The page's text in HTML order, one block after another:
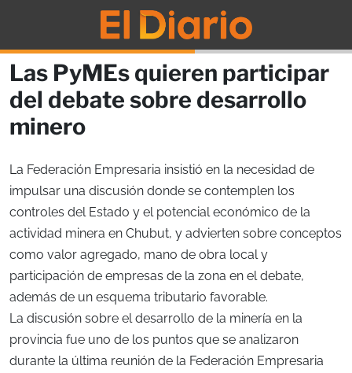
Las PyMEs quieren participar
del debate sobre desarrollo
minero
La Federación Empresaria insistió en la necesidad de
impulsar una discusión donde se contemplen los
controles del Estado y el potencial económico de la
actividad minera en Chubut, y advierten sobre conceptos
como valor agregado, mano de obra local y
participación de empresas de la zona en el debate,
además de un esquema tributario favorable.
La discusión sobre el desarrollo de la minería en la
provincia fue uno de los puntos que se analizaron
durante la última reunión de la Federación Empresaria